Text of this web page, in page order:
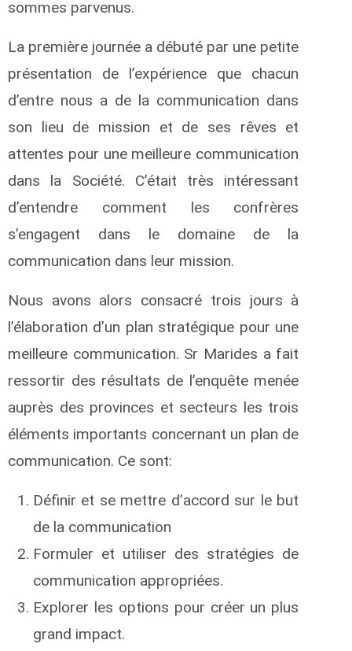
sommes parvenus.
La première journée a débuté par une petite
présentation de l’expérience que chacun
d’entre nous a de la communication dans
son lieu de mission et de ses rêves et
attentes pour une meilleure communication
dans la Société. C’était très intéressant
d’entendre comment les confrères
s’engagent dans le domaine de la
communication dans leur mission.
Nous avons alors consacré trois jours à
l’élaboration d’un plan stratégique pour une
meilleure communication. Sr Marides a fait
ressortir des résultats de l’enquête menée
auprès des provinces et secteurs les trois
éléments importants concernant un plan de
communication. Ce sont:
Définir et se mettre d’accord sur le but
de la communication
Formuler et utiliser des stratégies de
communication appropriées.
Explorer les options pour créer un plus
grand impact.